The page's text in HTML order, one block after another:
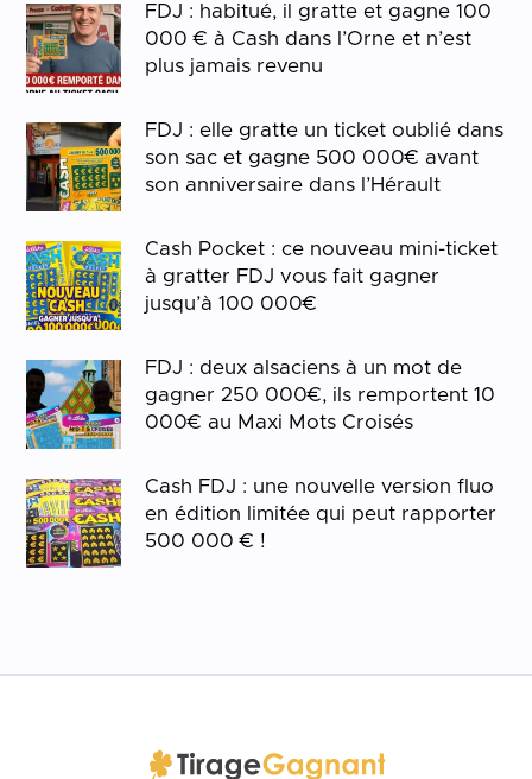
FDJ : habitué, il gratte et gagne 100
000 € à Cash dans l’Orne et n’est
plus jamais revenu
FDJ : elle gratte un ticket oublié dans
son sac et gagne 500 000€ avant
son anniversaire dans l’Hérault
Cash Pocket : ce nouveau mini-ticket
à gratter FDJ vous fait gagner
jusqu’à 100 000€
FDJ : deux alsaciens à un mot de
gagner 250 000€, ils remportent 10
000€ au Maxi Mots Croisés
Cash FDJ : une nouvelle version fluo
en édition limitée qui peut rapporter
500 000 € !